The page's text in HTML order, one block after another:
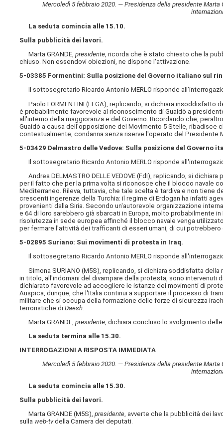
Mercoledì 5 febbraio 2020. — Presidenza della presidente
La seduta comincia alle 15.10.
Sulla pubblicità dei lavori.
Marta GRANDE,presidente , ricorda che è stato chiesto che la
chiuso. Non essendovi obiezioni, ne dispone l'attivazione.
5-03385 Formentini: Sulla posizione del Governo italiano sul
Il sottosegretario Ricardo Antonio MERLO risponde
Paolo FORMENTINI (LEGA), replicando, si dichiara insoddisfatto
è probabilmente favorevole al riconoscimento di Guaidò a
all'interno della maggioranza e del Governo. Ricordando che,
Guaidò a causa dell'opposizione del Movimento 5 Stelle, ribadisce
contestualmente, condanna senza riserve l'operato del Presidente
5-03429 Delmastro delle Vedove: Sulla posizione del Governo
Il sottosegretario Ricardo Antonio MERLO risponde
Andrea DELMASTRO DELLE VEDOVE (FdI), replicando, si
per il fatto che per la prima volta si riconosce che il blocco navale
Mediterraneo. Rileva, tuttavia, che tale scelta è tardiva e non
crescenti ingerenze della Turchia: il regime di Erdogan ha infatti
provenienti dalla Siria. Secondo un'autorevole organizzazione
e 64 di loro sarebbero già sbarcati in Europa, molto probabilmente
risolutezza in sede europea affinché il blocco navale venga
per fermare l'attività dei trafficanti di esseri umani, di cui
5-02895 Suriano: Sui movimenti di protesta in Iraq.
Il sottosegretario Ricardo Antonio MERLO risponde
Simona SURIANO (M5S), replicando, si dichiara soddisfatta
in titolo, all'indomani del divampare della protesta, sono intervenuti
dichiarato favorevole ad accogliere le istanze dei movimenti di
Auspica, dunque, che l'Italia continui a supportare il processo di
militare che si occupa della formazione delle forze di sicurezza
terroristiche diDaesh
Marta GRANDE,presidente , dichiara concluso lo svolgimento
La seduta termina alle 15.30.
INTERROGAZIONI A RISPOSTA IMMEDIATA
Mercoledì 5 febbraio 2020. — Presidenza della presidente
La seduta comincia alle 15.30.
Sulla pubblicità dei lavori.
Marta GRANDE (M5S),presidente , avverte che la pubblicità dei
sullaweb-tvdella Camera dei deputati.